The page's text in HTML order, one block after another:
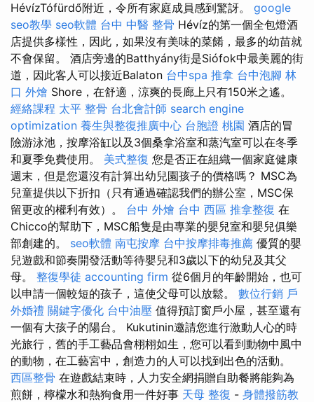
HévízTófürdő附近，令所有家庭成員感到驚訝。 google
seo教學 seo軟體 台中 中醫 整骨 Hévíz的第一個全包燈酒
店提供多樣性，因此，如果沒有美味的菜餚，最多的幼苗就
不會保留。 酒店旁邊的Batthyány街是Siófok中最美麗的街
道，因此客人可以接近Balaton 台中spa 推拿 台中泡腳 林
口 外燴 Shore，在舒適，涼爽的長廊上只有150米之遙。
經絡課程 太平 整骨 台北會計師 search engine
optimization 養生與整復推廣中心 台胞證 桃園 酒店的冒
險游泳池，按摩浴缸以及3個桑拿浴室和蒸汽室可以在冬季
和夏季免費使用。 美式整復 您是否正在組織一個家庭健康
週末，但是您還沒有計算出幼兒園孩子的價格嗎？ MSC為
兒童提供以下折扣（只有通過確認我們的辦公室，MSC保
留更改的權利有效）。 台中 外燴 台中 西區 推拿整復 在
Chicco的幫助下，MSC船隻是由專業的嬰兒室和嬰兒俱樂
部創建的。 seo軟體 南屯按摩 台中按摩排毒推薦 優質的嬰
兒遊戲和節奏開發活動等待嬰兒和3歲以下的幼兒及其父
母。 整復學徒 accounting firm 從6個月的年齡開始，也可
以申請一個較短的孩子，這使父母可以放鬆。 數位行銷 戶
外婚禮 關鍵字優化 台中油壓 值得預訂窗戶小屋，甚至還有
一個有大孩子的陽台。 Kukutinin邀請您進行激動人心的時
光旅行，舊的手工藝品會栩栩如生，您可以看到動物中風中
的動物，在工藝宮中，創造力的人可以找到出色的活動。
西區整骨 在遊戲結束時，人力安全網捐贈自助餐將能夠為
煎餅，檸檬水和熱狗食用一件好事 天母 整復 - 身體撥筋教